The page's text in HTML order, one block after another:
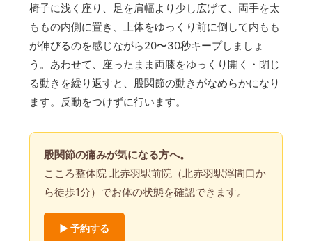
椅子に浅く座り、足を肩幅より少し広げて、両手を太
ももの内側に置き、上体をゆっくり前に倒して内もも
が伸びるのを感じながら20〜30秒キープしましょ
う。あわせて、座ったまま両膝をゆっくり開く・閉じ
る動きを繰り返すと、股関節の動きがなめらかになり
ます。反動をつけずに行います。
股関節の痛みが気になる方へ。
こころ整体院 北赤羽駅前院（北赤羽駅浮間口か
ら徒歩1分）でお体の状態を確認できます。
▶ 予約する